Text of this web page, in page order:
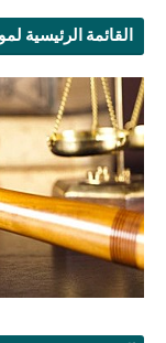
القائمة الرئيسية